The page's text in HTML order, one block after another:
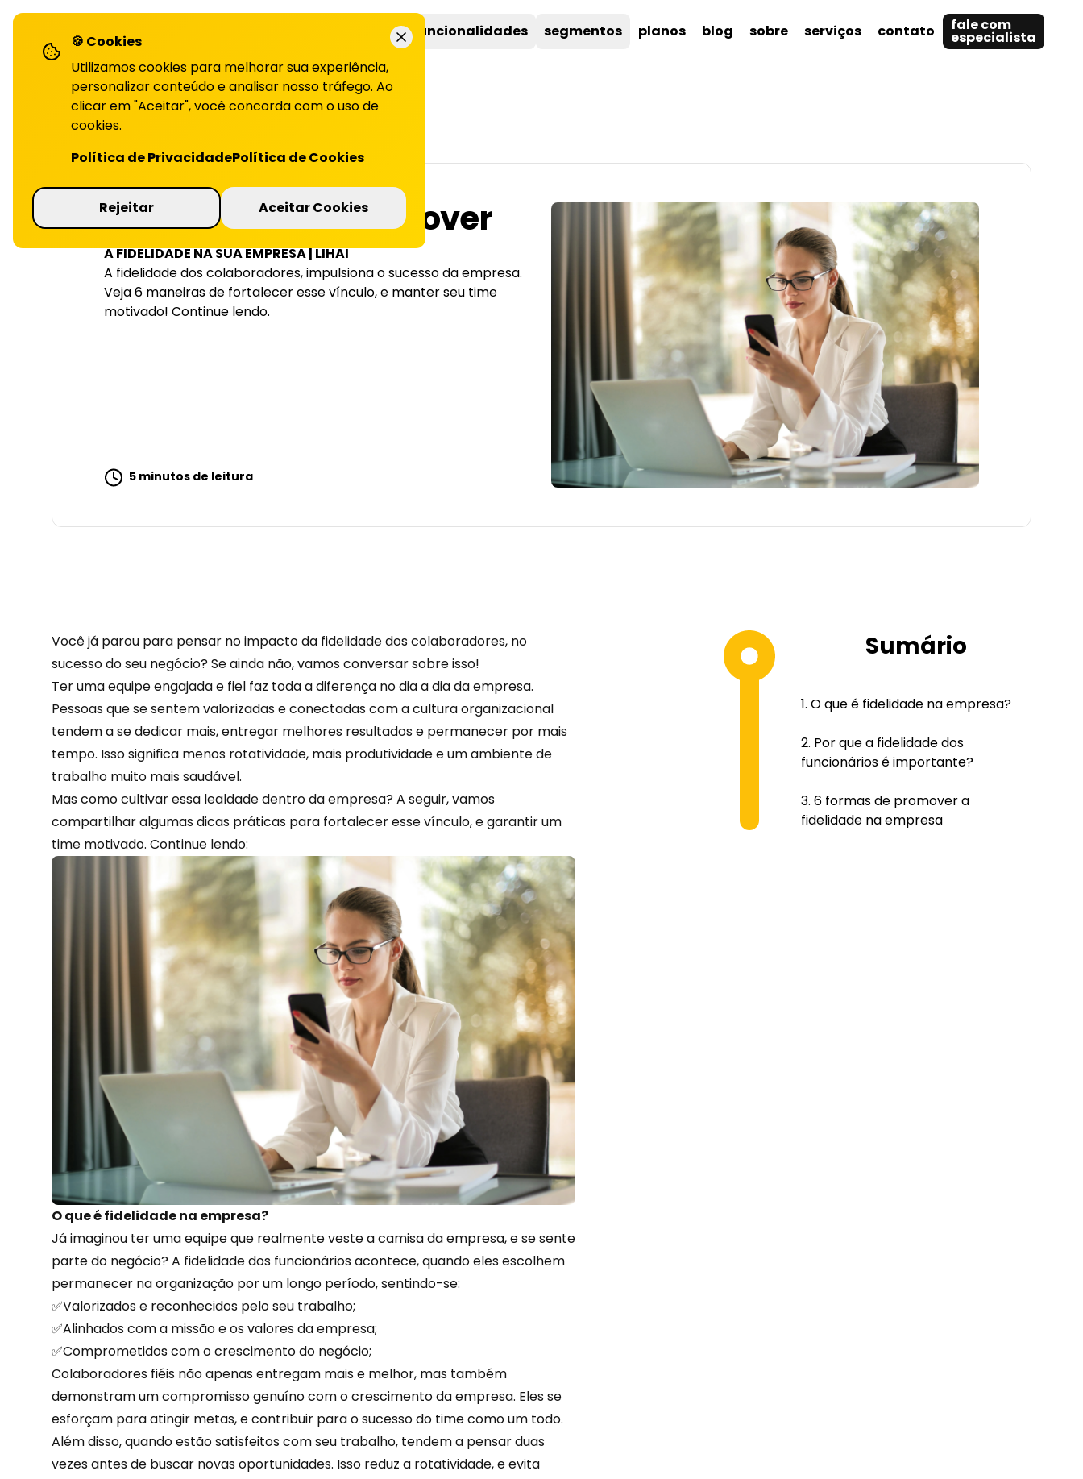
soluções funcionalidades segmentos planos blog sobre serviços contato fale com
especialista
VOLTAR PARA O BLOG
6 maneiras de promover
A FIDELIDADE NA SUA EMPRESA | LIHAI
A fidelidade dos colaboradores, impulsiona o sucesso da empresa.
Veja 6 maneiras de fortalecer esse vínculo, e manter seu time
motivado! Continue lendo.
5 minutos de leitura
Sumário
O que é fidelidade na empresa?
Por que a fidelidade dos
funcionários é importante?
6 formas de promover a
fidelidade na empresa
Você já parou para pensar no impacto da fidelidadedos colaboradores, no
sucesso do seu negócio? Se ainda não, vamos conversar sobre isso!
Ter uma equipe engajada e fiel faz toda a diferença no dia a dia da empresa.
Pessoas que se sentem valorizadas e conectadas com a cultura organizacional
tendem a se dedicar mais, entregar melhores resultados e permanecer por mais
tempo. Isso significa menos rotatividade, mais produtividade e um ambiente de
trabalho muito mais saudável.
Mas como cultivar essa lealdade dentro da empresa? A seguir, vamos
compartilhar algumas dicas práticas para fortalecer esse vínculo, e garantir um
time motivado. Continue lendo:
O que é fidelidade na empresa?
Já imaginou ter uma equipe que realmente veste a camisa da empresa, e se sente
parte do negócio? A fidelidade dos funcionários acontece, quando eles escolhem
permanecer na organização por um longo período, sentindo-se:
✅Valorizados e reconhecidos pelo seu trabalho;
✅Alinhados com a missão e os valores da empresa;
✅Comprometidos com o crescimento do negócio;
Colaboradores fiéis não apenas entregam mais e melhor, mas também
demonstram um compromisso genuíno com o crescimento da empresa. Eles se
esforçam para atingir metas, e contribuir para o sucesso do time como um todo.
Além disso, quando estão satisfeitos com seu trabalho, tendem a pensar duas
vezes antes de buscar novas oportunidades. Isso reduz a rotatividade, e evita
🍪 Cookies
Utilizamos cookies para melhorar sua experiência,
personalizar conteúdo e analisar nosso tráfego. Ao
clicar em "Aceitar", você concorda com o uso de
cookies.
Política de PrivacidadePolítica de Cookies
Rejeitar Aceitar Cookies